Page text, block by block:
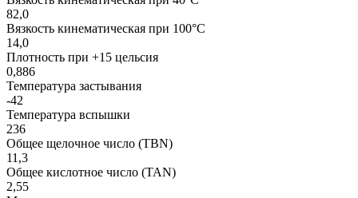
82,0
Вязкость кинематическая при 100°С
14,0
Плотность при +15 цельсия
0,886
Температура застывания
-42
Температура вспышки
236
Общее щелочное число (TBN)
11,3
Общее кислотное число (TAN)
2,55